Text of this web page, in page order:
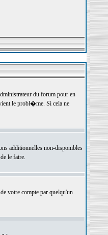
du forum pour en
le probl�me. Si cela ne
additionnelles non-disponibles
le faire.
votre compte par quelqu'un